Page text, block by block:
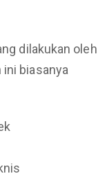
dilakukan oleh
ini biasanya